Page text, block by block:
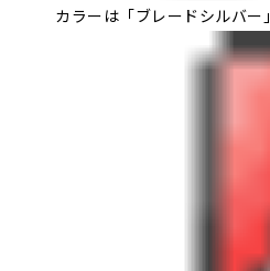
カラーは「ブレードシルバー」